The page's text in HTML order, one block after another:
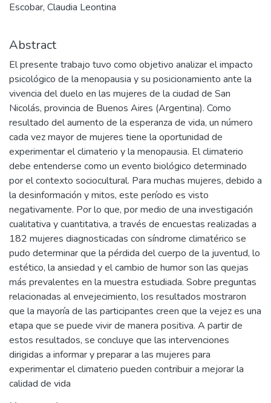
Escobar, Claudia Leontina
Abstract
El presente trabajo tuvo como objetivo analizar el impacto
psicológico de la menopausia y su posicionamiento ante la
vivencia del duelo en las mujeres de la ciudad de San
Nicolás, provincia de Buenos Aires (Argentina). Como
resultado del aumento de la esperanza de vida, un número
cada vez mayor de mujeres tiene la oportunidad de
experimentar el climaterio y la menopausia. El climaterio
debe entenderse como un evento biológico determinado
por el contexto sociocultural. Para muchas mujeres, debido a
la desinformación y mitos, este período es visto
negativamente. Por lo que, por medio de una investigación
cualitativa y cuantitativa, a través de encuestas realizadas a
182 mujeres diagnosticadas con síndrome climatérico se
pudo determinar que la pérdida del cuerpo de la juventud, lo
estético, la ansiedad y el cambio de humor son las quejas
más prevalentes en la muestra estudiada. Sobre preguntas
relacionadas al envejecimiento, los resultados mostraron
que la mayoría de las participantes creen que la vejez es una
etapa que se puede vivir de manera positiva. A partir de
estos resultados, se concluye que las intervenciones
dirigidas a informar y preparar a las mujeres para
experimentar el climaterio pueden contribuir a mejorar la
calidad de vida